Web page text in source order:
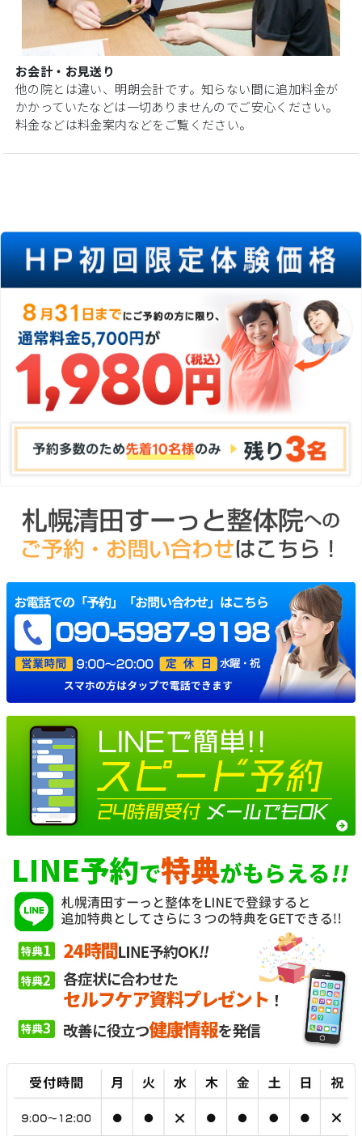
お会計・お見送り
他の院とは違い、明朗会計です。知らない間に追加料金が
かかっていたなどは一切ありませんのでご安心ください。
料金などは料金案内などをご覧ください。